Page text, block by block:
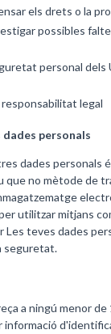
els drets o la
possibles
personal dels
legal
personals
dades personals
que no mètode de
utilitzar mitjans
teves dades
seguretat.
a ningú menor de